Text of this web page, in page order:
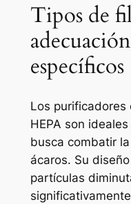
Tipos de
específicos
Los purificadores
HEPA son
busca combatir
ácaros. Su
partículas